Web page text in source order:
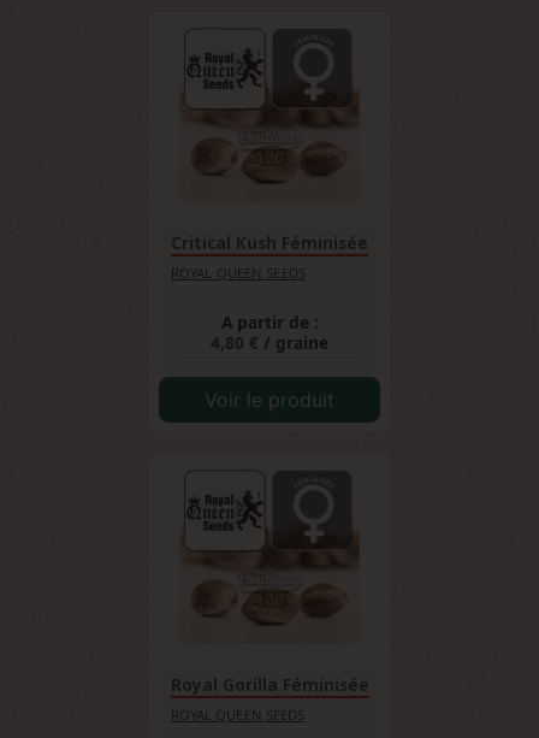
Critical Kush Féminisée
ROYAL QUEEN SEEDS
A partir de :
4,80 € / graine
Voir le produit
Royal Gorilla Féminisée
ROYAL QUEEN SEEDS